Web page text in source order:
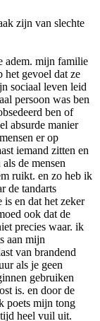
zijn van slechte
adem. mijn familie
het gevoel dat ze
sociaal leven leid
persoon was ben
ben of
absurde manier
er op
iemand zitten en
de mensen
ruikt. en zo heb ik
de tandarts
is en dat het zeker
ook dat de
precies waar. ik
aan mijn
van brandend
als je geen
gebruiken
is. en door de
poets mijn tong
heel vuil uit.